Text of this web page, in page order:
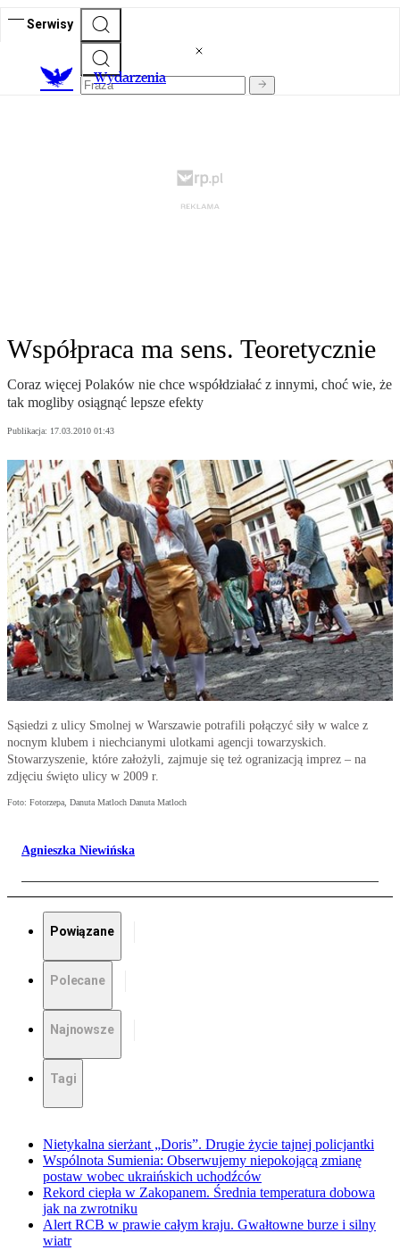
Serwisy
Wydarzenia
Współpraca ma sens. Teoretycznie
Coraz więcej Polaków nie chce współdziałać z innymi, choć wie, że
tak mogliby osiągnąć lepsze efekty
Publikacja: 17.03.2010 01:43
Sąsiedzi z ulicy Smolnej w Warszawie potrafili połączyć siły w walce z
nocnym klubem i niechcianymi ulotkami agencji towarzyskich.
Stowarzyszenie, które założyli, zajmuje się też ogranizacją imprez – na
zdjęciu święto ulicy w 2009 r.
Foto: Fotorzepa, Danuta Matloch Danuta Matloch
Agnieszka Niewińska
Powiązane
Polecane
Najnowsze
Tagi
Nietykalna sierżant „Doris”. Drugie życie tajnej policjantki
Wspólnota Sumienia: Obserwujemy niepokojącą zmianę
postaw wobec ukraińskich uchodźców
Rekord ciepła w Zakopanem. Średnia temperatura dobowa
jak na zwrotniku
Alert RCB w prawie całym kraju. Gwałtowne burze i silny
wiatr